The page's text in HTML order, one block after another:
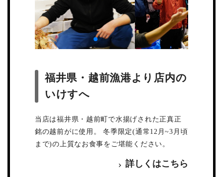
福井県・越前漁港より店内の
いけすへ
当店は福井県・越前町で水揚げされた正真正
銘の越前がに使用。 冬季限定(通常12月~3月頃
まで)の上質なお食事をご堪能ください。
詳しくはこちら